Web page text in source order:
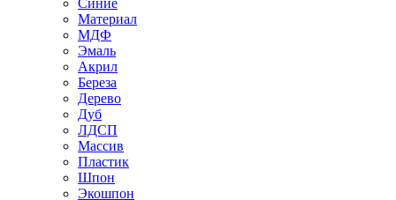
Синие
Материал
МДФ
Эмаль
Акрил
Береза
Дерево
Дуб
ЛДСП
Массив
Пластик
Шпон
Экошпон